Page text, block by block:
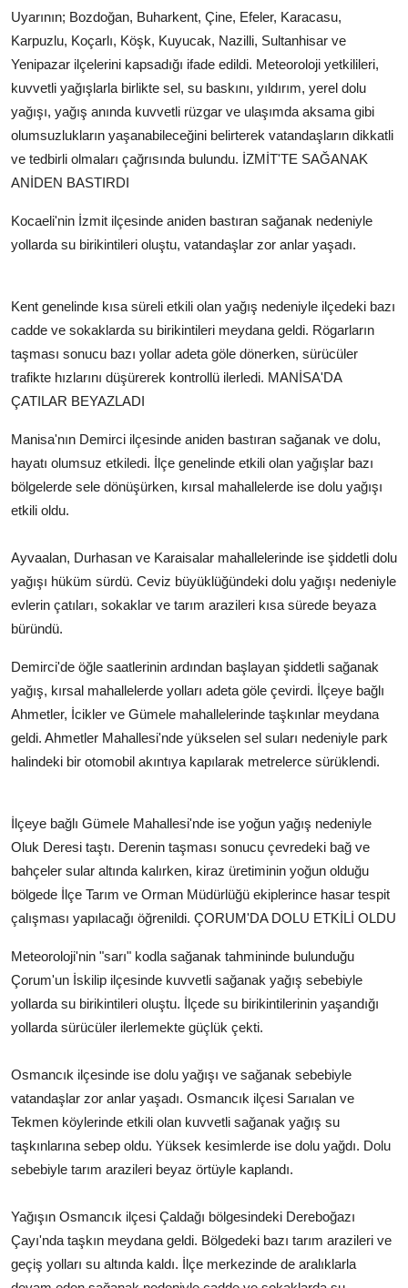
Uyarının; Bozdoğan, Buharkent, Çine, Efeler, Karacasu,
Karpuzlu, Koçarlı, Köşk, Kuyucak, Nazilli, Sultanhisar ve
Yenipazar ilçelerini kapsadığı ifade edildi. Meteoroloji yetkilileri,
kuvvetli yağışlarla birlikte sel, su baskını, yıldırım, yerel dolu
yağışı, yağış anında kuvvetli rüzgar ve ulaşımda aksama gibi
olumsuzlukların yaşanabileceğini belirterek vatandaşların dikkatli
ve tedbirli olmaları çağrısında bulundu. İZMİT'TE SAĞANAK
ANİDEN BASTIRDI
Kocaeli'nin İzmit ilçesinde aniden bastıran sağanak nedeniyle
yollarda su birikintileri oluştu, vatandaşlar zor anlar yaşadı.
Kent genelinde kısa süreli etkili olan yağış nedeniyle ilçedeki bazı
cadde ve sokaklarda su birikintileri meydana geldi. Rögarların
taşması sonucu bazı yollar adeta göle dönerken, sürücüler
trafikte hızlarını düşürerek kontrollü ilerledi. MANİSA'DA
ÇATILAR BEYAZLADI
Manisa'nın Demirci ilçesinde aniden bastıran sağanak ve dolu,
hayatı olumsuz etkiledi. İlçe genelinde etkili olan yağışlar bazı
bölgelerde sele dönüşürken, kırsal mahallelerde ise dolu yağışı
etkili oldu.
Ayvaalan, Durhasan ve Karaisalar mahallelerinde ise şiddetli dolu
yağışı hüküm sürdü. Ceviz büyüklüğündeki dolu yağışı nedeniyle
evlerin çatıları, sokaklar ve tarım arazileri kısa sürede beyaza
büründü.
Demirci'de öğle saatlerinin ardından başlayan şiddetli sağanak
yağış, kırsal mahallelerde yolları adeta göle çevirdi. İlçeye bağlı
Ahmetler, İcikler ve Gümele mahallelerinde taşkınlar meydana
geldi. Ahmetler Mahallesi'nde yükselen sel suları nedeniyle park
halindeki bir otomobil akıntıya kapılarak metrelerce sürüklendi.
İlçeye bağlı Gümele Mahallesi'nde ise yoğun yağış nedeniyle
Oluk Deresi taştı. Derenin taşması sonucu çevredeki bağ ve
bahçeler sular altında kalırken, kiraz üretiminin yoğun olduğu
bölgede İlçe Tarım ve Orman Müdürlüğü ekiplerince hasar tespit
çalışması yapılacağı öğrenildi. ÇORUM'DA DOLU ETKİLİ OLDU
Meteoroloji'nin "sarı" kodla sağanak tahmininde bulunduğu
Çorum'un İskilip ilçesinde kuvvetli sağanak yağış sebebiyle
yollarda su birikintileri oluştu. İlçede su birikintilerinin yaşandığı
yollarda sürücüler ilerlemekte güçlük çekti.
Osmancık ilçesinde ise dolu yağışı ve sağanak sebebiyle
vatandaşlar zor anlar yaşadı. Osmancık ilçesi Sarıalan ve
Tekmen köylerinde etkili olan kuvvetli sağanak yağış su
taşkınlarına sebep oldu. Yüksek kesimlerde ise dolu yağdı. Dolu
sebebiyle tarım arazileri beyaz örtüyle kaplandı.
Yağışın Osmancık ilçesi Çaldağı bölgesindeki Dereboğazı
Çayı'nda taşkın meydana geldi. Bölgedeki bazı tarım arazileri ve
geçiş yolları su altında kaldı. İlçe merkezinde de aralıklarla